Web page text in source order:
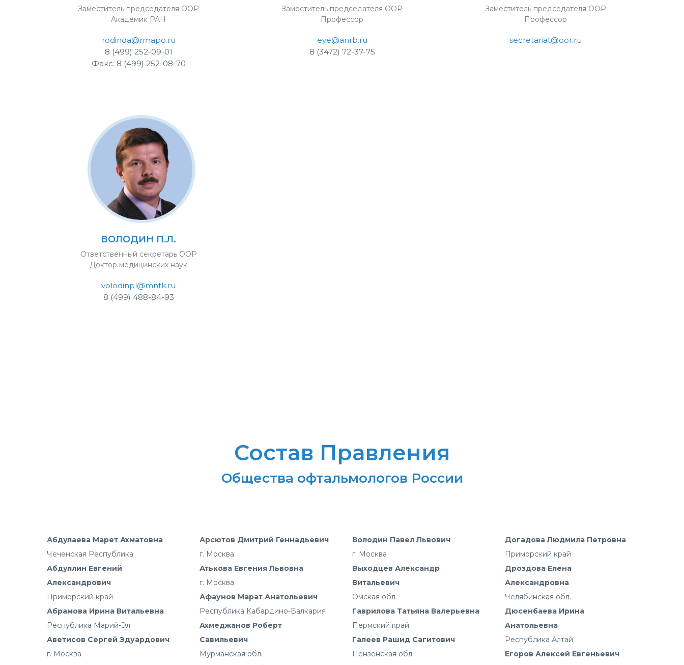
Заместитель председателя ООР
Академик РАН
rodinda@rmapo.ru
8 (499) 252-09-01
Факс: 8 (499) 252-08-70
Заместитель председателя ООР
Профессор
eye@anrb.ru
8 (3472) 72-37-75
Заместитель председателя ООР
Профессор
secretariat@oor.ru
ВОЛОДИН П.Л.
Ответственный секретарь ООР
Доктор медицинских наук
volodinpl@mntk.ru
8 (499) 488-84-93
Состав Правления
Общества офтальмологов России
Абдулаева Марет Ахматовна
Чеченская Республика
Абдуллин Евгений
Александрович
Приморский край
Абрамова Ирина Витальевна
Республика Марий-Эл
Аветисов Сергей Эдуардович
г. Москва
Арсютов Дмитрий Геннадьевич
г. Москва
Атькова Евгения Львовна
г. Москва
Афаунов Марат Анатольевич
Республика Кабардино-Балкария
Ахмеджанов Роберт
Савильевич
Мурманская обл.
Володин Павел Львович
г. Москва
Выходцев Александр
Витальевич
Омская обл.
Гаврилова Татьяна Валерьевна
Пермский край
Галеев Рашид Сагитович
Пензенская обл.
Догадова Людмила Петровна
Приморский край
Дроздова Елена
Александровна
Челябинская обл.
Дюсенбаева Ирина
Анатольевна
Республика Алтай
Егоров Алексей Евгеньевич